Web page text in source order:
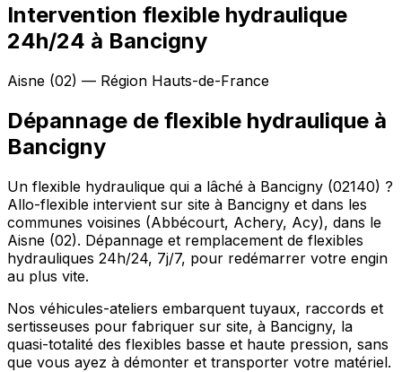
Intervention flexible hydraulique
24h/24 à Bancigny
Aisne (02) — Région Hauts-de-France
Dépannage de flexible hydraulique à
Bancigny
Un flexible hydraulique qui a lâché à Bancigny (02140) ?
Allo-flexible intervient sur site à Bancigny et dans les
communes voisines (Abbécourt, Achery, Acy), dans le
Aisne (02). Dépannage et remplacement de flexibles
hydrauliques 24h/24, 7j/7, pour redémarrer votre engin
au plus vite.
Nos véhicules-ateliers embarquent tuyaux, raccords et
sertisseuses pour fabriquer sur site, à Bancigny, la
quasi-totalité des flexibles basse et haute pression, sans
que vous ayez à démonter et transporter votre matériel.